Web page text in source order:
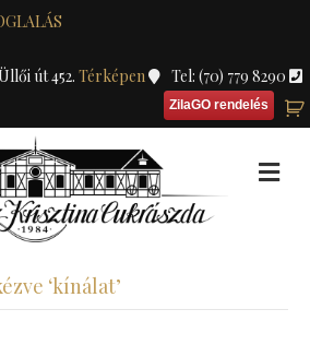
út 452. Térképen Tel: (70) 779 8290
ZilaGO rendelés
‘kínálat’